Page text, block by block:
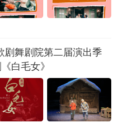
剧舞剧院第二届演出季
白毛女》